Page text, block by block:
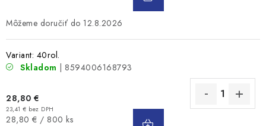
12.8.2026
Variant: 40rol.
Skladom
| 8594006168793
28,80 €
23,41 € bez DPH
Jednotková
28,80 € / 800 ks